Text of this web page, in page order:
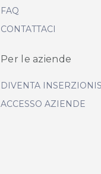
FAQ
CONTATTACI
Per le aziende
DIVENTA
ACCESSO AZIENDE